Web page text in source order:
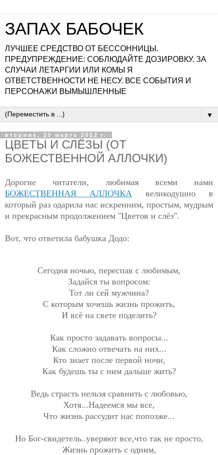
ЗАПАХ БАБОЧЕК
ЛУЧШЕЕ СРЕДСТВО ОТ БЕССОННИЦЫ.
ПРЕДУПРЕЖДЕНИЕ: СОБЛЮДАЙТЕ ДОЗИРОВКУ. ЗА
СЛУЧАИ ЛЕТАРГИИ ИЛИ КОМЫ Я
ОТВЕТСТВЕННОСТИ НЕ НЕСУ. ВСЕ СОБЫТИЯ И
ПЕРСОНАЖИ ВЫМЫШЛЕННЫЕ
▼
вторник, 20 марта 2012 г.
ЦВЕТЫ И СЛЁЗЫ (ОТ
БОЖЕСТВЕННОЙ АЛЛОЧКИ)
Дорогие читатели, любимая всеми нами
БОЖЕСТВЕННАЯ АЛЛОЧКА
великодушно в
который раз одарила нас искренним, простым, мудрым
и прекрасным продолжением "Цветов и слёз".
Вот, что ответила бабушка Додо:
Сегодня ночью, переспав с любимым,
Задайся ты вопросом:
Тот ли сей мужчина?
С которым хочешь жизнь прожить,
И всё на свете поделить?
Как просто задавать вопросы...
Как сложно отвечать на них...
Кто знает после первой ночи,
Как будешь ты с ним дальше жить?
Ведь страсть нельзя сравнить с любовью,
Хотя...Надеемся мы все,
Что жизнь рассудит нас попозже...
Но Бог-свидетель..уверяют все,что так не просто,
Жизнь прожить с одним,